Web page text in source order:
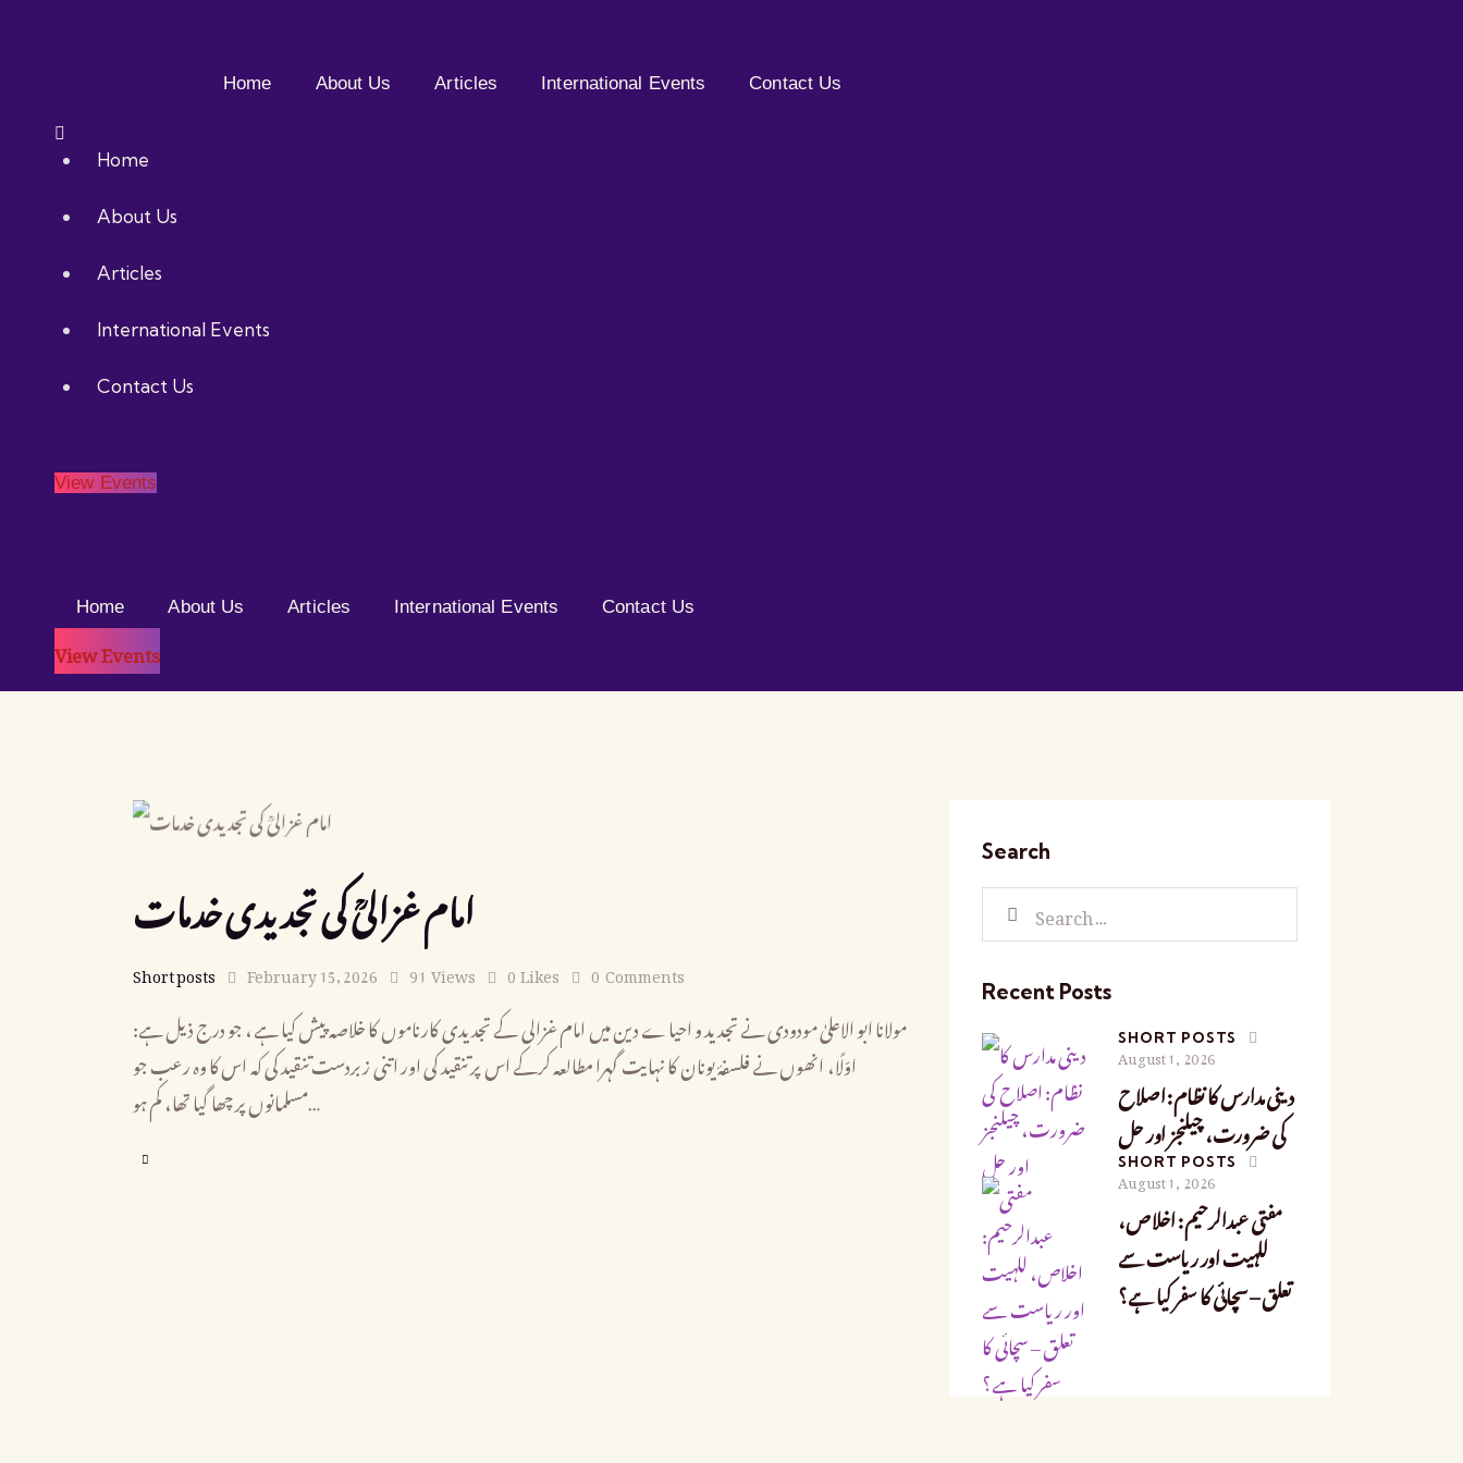
Home About Us Articles International Events Contact Us
Home
About Us
Articles
International Events
Contact Us
View Events
Home About Us Articles International Events Contact Us
View Events
امام غزالیؒ کی تجدیدی خدمات
Short posts February 15, 2026 91 Views 0Likes 0 Comments
مولانا ابو الاعلیٰ مودودی نے تجدید و احیاے دین میں امام غزالی کے تجدیدی کارناموں کا خلاصہ پیش کیا ہے، جو درج ذیل ہے:
اوّلًا، انھوں نے فلسفۂ یونان کا نہایت گہرا مطالعہ کرکے اس پر تنقید کی اور اتنی زبردست تنقید کی کہ اس کا وہ رعب جو
مسلمانوں پر چھا گیا تھا، کم ہو…
Search
Search for:
Recent Posts
SHORT POSTS
August 1, 2026
دینی مدارس کا نظام: اصلاح
کی ضرورت، چیلنجز اور حل
SHORT POSTS
August 1, 2026
مفتی عبدالرحیم: اخلاص،
للہیت اور ریاست سے
تعلق – سچائی کا سفر کیا ہے؟